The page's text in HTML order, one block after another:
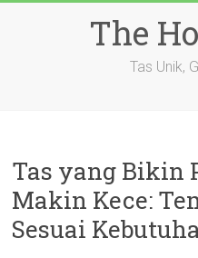
The
Tas Unik,
Tas yang Bikin
Makin Kece:
Sesuai